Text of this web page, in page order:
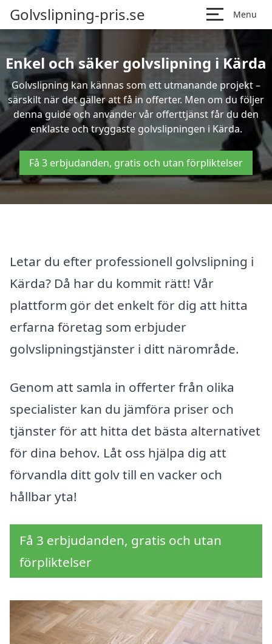
Golvslipning-pris.se Menu
Enkel och säker golvslipning i Kärda
Golvslipning kan kännas som ett utmanande projekt –
särskilt när det gäller att få in offerter. Men om du följer
denna guide och använder vår offerttjänst får du den
enklaste och tryggaste golvslipningen i Kärda.
Få 3 erbjudanden, gratis och utan förpliktelser
Letar du efter professionell golvslipning i
Kärda? Då har du kommit rätt! Vår
plattform gör det enkelt för dig att hitta
erfarna företag som erbjuder
golvslipningstjänster i ditt närområde.
Genom att samla in offerter från olika
specialister kan du jämföra priser och
tjänster för att hitta det bästa alternativet
för dina behov. Låt oss hjälpa dig att
förvandla ditt golv till en vacker och
hållbar yta!
Få 3 erbjudanden, gratis och utan
förpliktelser